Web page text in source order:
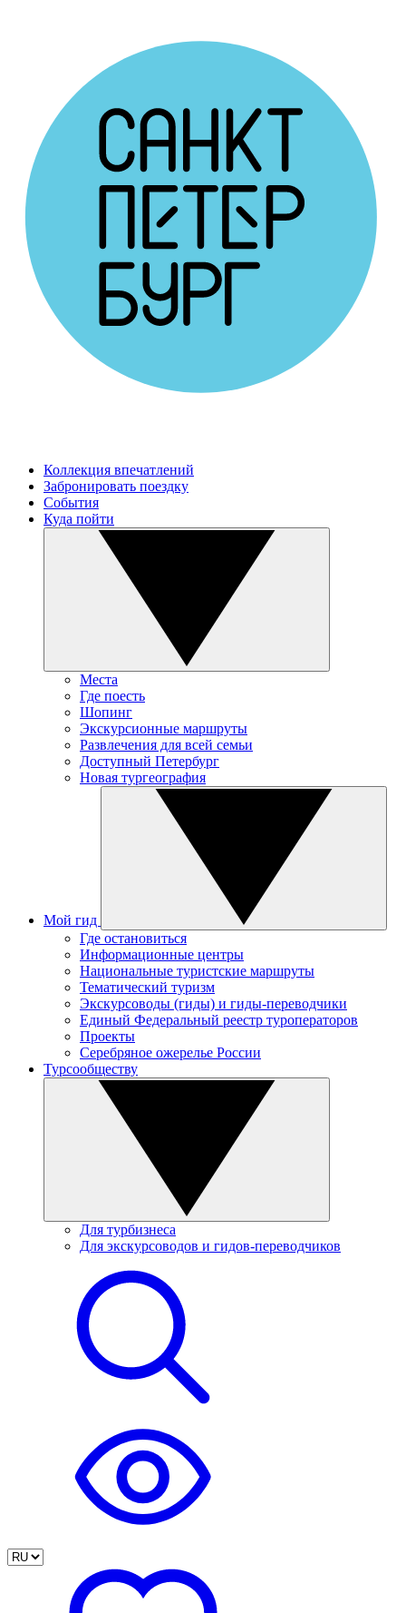
Коллекция впечатлений
Забронировать поездку
События
Куда пойти
Места
Где поесть
Шопинг
Экскурсионные маршруты
Развлечения для всей семьи
Доступный Петербург
Новая тургеография
Мой гид
Где остановиться
Информационные центры
Национальные туристские маршруты
Тематический туризм
Экскурсоводы (гиды) и гиды-переводчики
Единый Федеральный реестр туроператоров
Проекты
Серебряное ожерелье России
Турсообществу
Для турбизнеса
Для экскурсоводов и гидов-переводчиков